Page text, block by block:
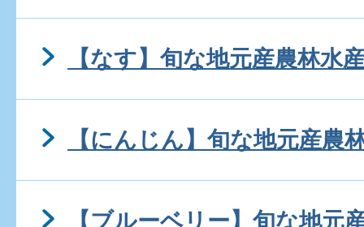
【なす】旬な地元産農林水
【にんじん】旬な地元産農
【ブルーベリー】旬な地元